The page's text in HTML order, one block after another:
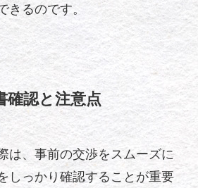
きるのです。
確認と注意点
は、事前の交渉をスムーズに
しっかり確認することが重要